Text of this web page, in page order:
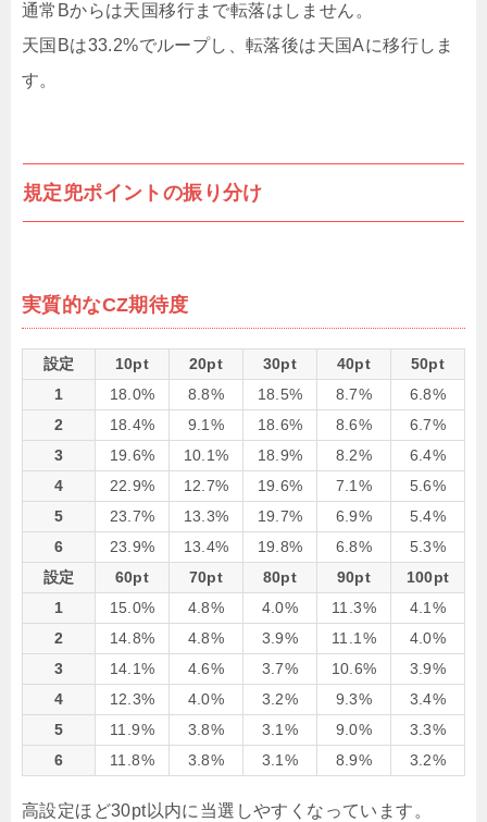
通常Bからは天国移行まで転落はしません。
天国Bは33.2%でループし、転落後は天国Aに移行しま
す。
規定兜ポイントの振り分け
実質的なCZ期待度
設定 10pt 20pt 30pt 40pt
50pt
1
18.0% 8.8% 18.5% 8.7%
6.8%
2
18.4% 9.1% 18.6% 8.6%
6.7%
3
19.6% 10.1% 18.9% 8.2%
6.4%
4
22.9% 12.7% 19.6% 7.1%
5.6%
5
23.7% 13.3% 19.7% 6.9%
5.4%
6
23.9% 13.4% 19.8% 6.8%
5.3%
設定
60pt 70pt 80pt 90pt
100pt
1
15.0% 4.8% 4.0% 11.3%
4.1%
2
14.8% 4.8% 3.9% 11.1%
4.0%
3
14.1% 4.6% 3.7% 10.6%
3.9%
4
12.3% 4.0% 3.2% 9.3%
3.4%
5
11.9% 3.8% 3.1% 9.0%
3.3%
6
11.8% 3.8% 3.1% 8.9% 3.2%
高設定ほど30pt以内に当選しやすくなっています。